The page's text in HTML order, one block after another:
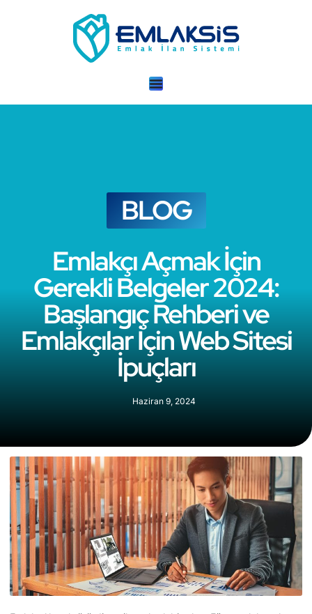
BLOG
Emlakçı Açmak İçin
Gerekli Belgeler 2024:
Başlangıç Rehberi ve
Emlakçılar İçin Web Sitesi
İpuçları
Haziran 9, 2024